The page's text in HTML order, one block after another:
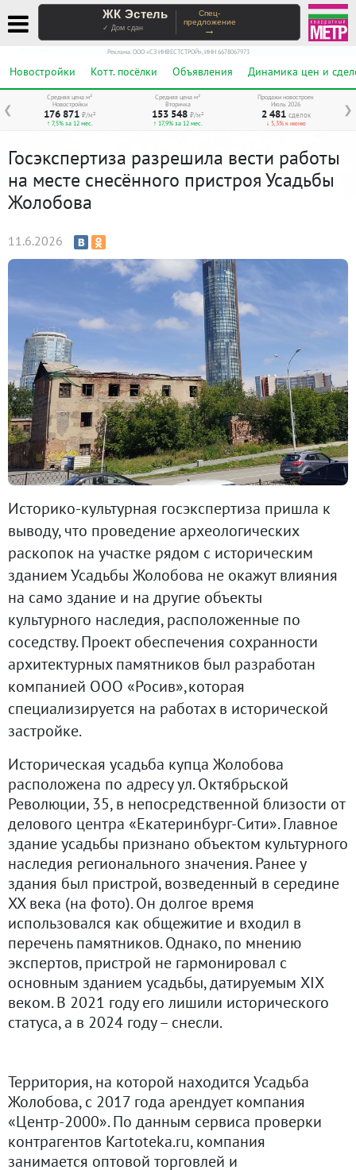
ЖК Эстель
✓ Дом сдан
Спец-
предложение
→
Реклама. ООО «СЗ ИНВЕСТСТРОЙ», ИНН 6678067973
Новостройки Котт. посёлки Объявления Динамика цен и
❮ ❯
Средняя цена м²
Новостройки
176 871 ₽/м²
↑ 7,5% за 12 мес.
Средняя цена м²
Вторичка
153 548 ₽/м²
↑ 17,9% за 12 мес.
Продажи новостроек
Июль 2026
2 481 сделок
↓ 5,3% к июню
Госэкспертиза разрешила вести работы
на месте снесённого пристроя Усадьбы
Жолобова
11.6.2026
Историко-культурная госэкспертиза пришла к
выводу, что проведение археологических
раскопок на участке рядом с историческим
зданием Усадьбы Жолобова не окажут влияния
на само здание и на другие объекты
культурного наследия, расположенные по
соседству. Проект обеспечения сохранности
архитектурных памятников был разработан
компанией ООО «Росив»,которая
специализируется на работах в исторической
застройке.
Историческая усадьба купца Жолобова
расположена по адресу ул. Октябрьской
Революции, 35, в непосредственной близости от
делового центра «Екатеринбург-Сити». Главное
здание усадьбы признано объектом культурного
наследия регионального значения. Ранее у
здания был пристрой, возведенный в середине
XX века (на фото). Он долгое время
использовался как общежитие и входил в
перечень памятников. Однако, по мнению
экспертов, пристрой не гармонировал с
основным зданием усадьбы, датируемым XIX
веком. В 2021 году его лишили исторического
статуса, а в 2024 году – снесли.
Территория, на которой находится Усадьба
Жолобова, с 2017 года арендует компания
«Центр-2000». По данным сервиса проверки
контрагентов Kartoteka.ru, компания
занимается оптовой торговлей и